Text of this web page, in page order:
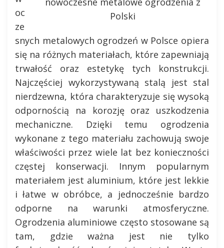
Polski
oc
ze
snych metalowych ogrodzeń w Polsce opiera
się na różnych materiałach, które zapewniają
trwałość oraz estetykę tych konstrukcji.
Najczęściej wykorzystywaną stalą jest stal
nierdzewna, która charakteryzuje się wysoką
odpornością na korozję oraz uszkodzenia
mechaniczne. Dzięki temu ogrodzenia
wykonane z tego materiału zachowują swoje
właściwości przez wiele lat bez konieczności
częstej konserwacji. Innym popularnym
materiałem jest aluminium, które jest lekkie
i łatwe w obróbce, a jednocześnie bardzo
odporne na warunki atmosferyczne.
Ogrodzenia aluminiowe często stosowane są
tam, gdzie ważna jest nie tylko